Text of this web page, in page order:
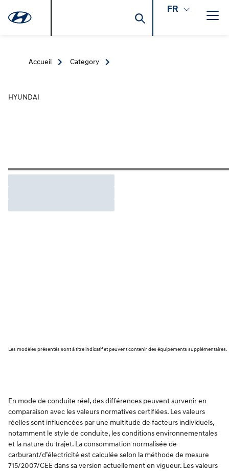
FR
Accueil Category
HYUNDAI
Les modèles présentés sont à titre indicatif et peuvent contenir des équipements supplémentaires.
En mode de conduite réel, des différences peuvent survenir en
comparaison avec les valeurs normatives certifiées. Les valeurs
réelles sont influencées par une multitude de facteurs individuels,
notamment le style de conduite, les conditions environnementales
et la nature du trajet. La consommation normalisée de
carburant/d’électricité est calculée selon la méthode de mesure
715/2007/CEE dans sa version actuellement en vigueur. Les valeurs